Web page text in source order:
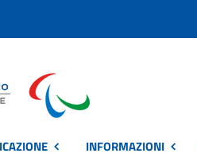
INFORMAZIONI